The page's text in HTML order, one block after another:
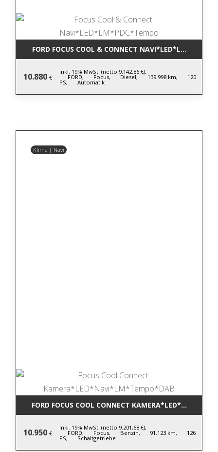
FORD FOCUS COOL & CONNECT
10.880 €
inkl. 19% MwSt. (netto 9.142,86 €),
FORD, Focus, Diesel, 139.998 km, 120
PS, Automatik
Klima | Navi
FORD FOCUS COOL CONNECT
10.950 €
inkl. 19% MwSt. (netto 9.201,68 €),
FORD, Focus, Benzin, 91.123 km, 126
PS, Schaltgetriebe